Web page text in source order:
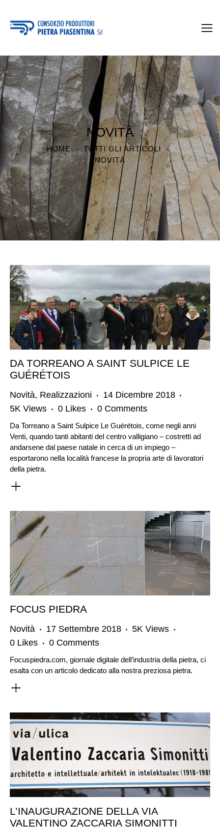
NOVITÀ
HOME
TUTTI GLI ARTICOLI
NOVITÀ
DA TORREANO A SAINT SULPICE LE
GUÉRÉTOIS
Novità, Realizzazioni
14 Dicembre 2018
5K Views 0 Likes 0 Comments
Da Torreano a Saint Sulpice Le Guérétois, come negli anni
Venti, quando tanti abitanti del centro valligiano – costretti ad
andarsene dal paese natale in cerca di un impiego –
esportarono nella località francese la propria arte di lavoratori
della pietra.
FOCUS PIEDRA
Novità 17 Settembre 2018 5K Views
0 Likes 0 Comments
Focuspiedra.com, giornale digitale dell’industria della pietra, ci
esalta con un articolo dedicato alla nostra preziosa pietra.
L’INAUGURAZIONE DELLA VIA
VALENTINO ZACCARIA SIMONITTI